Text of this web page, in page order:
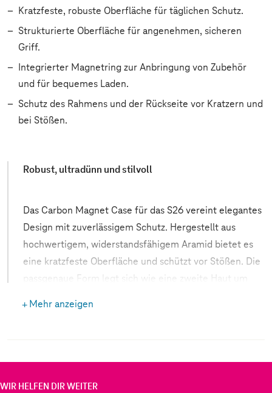
Kratzfeste, robuste Oberfläche für täglichen Schutz.
Strukturierte Oberfläche für angenehmen, sicheren
Griff.
Integrierter Magnetring zur Anbringung von Zubehör
und für bequemes Laden.
Schutz des Rahmens und der Rückseite vor Kratzern und
bei Stößen.
Robust, ultradünn und stilvoll
Das Carbon Magnet Case für das S26 vereint elegantes
Design mit zuverlässigem Schutz. Hergestellt aus
hochwertigem, widerstandsfähigem Aramid bietet es
eine kratzfeste Oberfläche und schützt vor Stößen. Die
passgenaue Form legt sich wie eine zweite Haut um
leicht strukturierte Oberfläche sorgt für einen
befestigen und kabelloses Laden komfortabel nutzen.
Mehr anzeigen
WIR HELFEN DIR WEITER